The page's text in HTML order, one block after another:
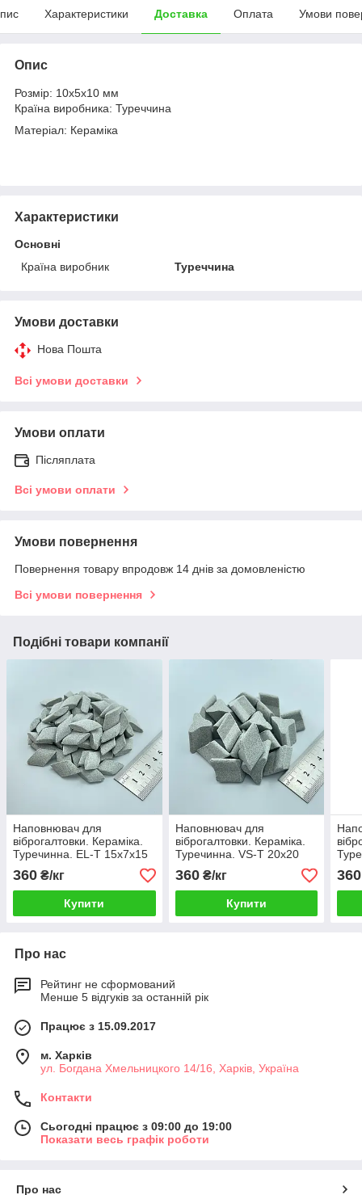
Характеристики Доставка Оплата Умови
Опис
Розмір: 10x5x10 мм
Країна виробника: Туреччина
Матеріал: Кераміка
Характеристики
Основні
Країна виробник
Туреччина
Умови доставки
Нова Пошта
Всі умови доставки
Умови оплати
Післяплата
Всі умови оплати
Умови повернення
Повернення товару впродовж 14 днів за домовленістю
Всі умови повернення
Подібні товари компанії
Наповнювач для
віброгалтовки. Кераміка.
Туречинна. EL-T 15x7x15
мм
360 ₴/кг
Купити
Наповнювач для
віброгалтовки. Кераміка.
Туречинна. VS-T 20x20
мм
360₴/кг
Купити
360
Про нас
Рейтинг не сформований
Менше 5 відгуків за останній рік
Працює з 15.09.2017
м. Харків
ул. Богдана Хмельницкого 14/16, Харків, Україна
Контакти
Сьогодні працює з 09:00 до 19:00
Показати весь графік роботи
Про нас